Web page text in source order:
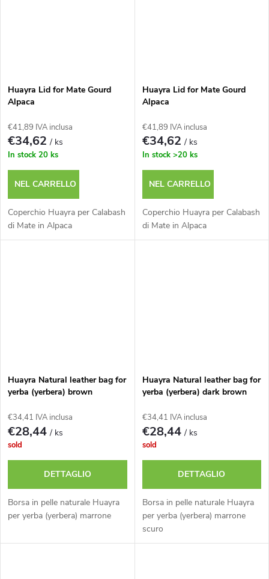
Huayra Lid for Mate Gourd
Alpaca
€41,89 IVA inclusa
€34,62/ ks
In stock 20 ks
NEL CARRELLO
Coperchio Huayra per Calabash
di Mate in Alpaca
Huayra Lid for Mate Gourd
Alpaca
€41,89 IVA inclusa
€34,62/ ks
In stock >20 ks
NEL CARRELLO
Coperchio Huayra per Calabash
di Mate in Alpaca
Huayra Natural leather bag for
yerba (yerbera) brown
€34,41 IVA inclusa
€28,44/ ks
sold
DETTAGLIO
Borsa in pelle naturale Huayra
per yerba (yerbera) marrone
Huayra Natural leather bag for
yerba (yerbera) dark brown
€34,41 IVA inclusa
€28,44/ ks
sold
DETTAGLIO
Borsa in pelle naturale Huayra
per yerba (yerbera) marrone
scuro